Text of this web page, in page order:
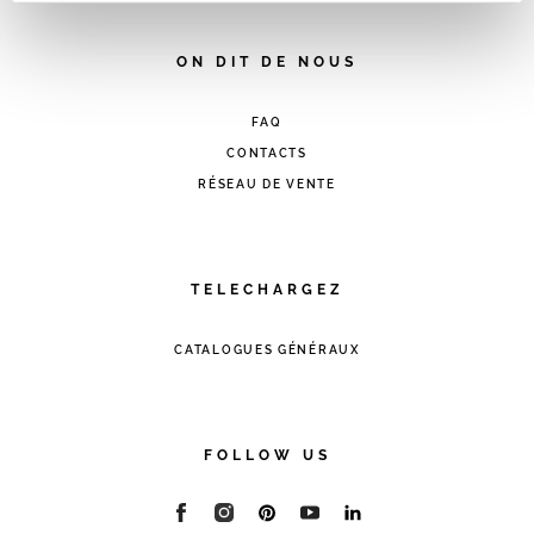
accedendo al link presente nel footer.
ON DIT DE NOUS
FAQ
CONTACTS
RÉSEAU DE VENTE
TELECHARGEZ
CATALOGUES GÉNÉRAUX
FOLLOW US